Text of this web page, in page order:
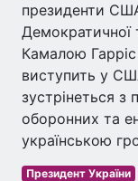
президенти
Демократичної
Камалою
виступить у
зустрінеться
оборонних та
українською
Президент України